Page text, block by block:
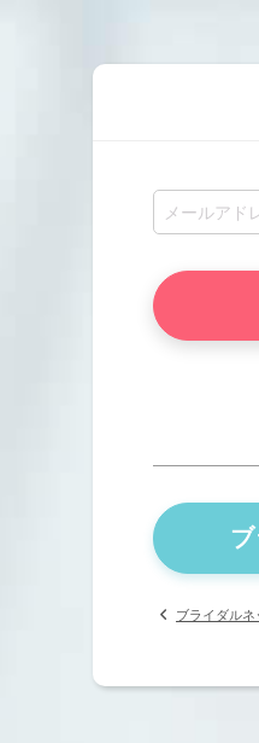
ブライダル